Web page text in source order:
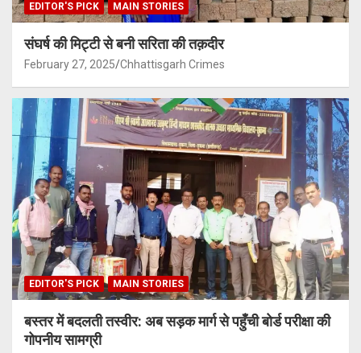
EDITOR'S PICK MAIN STORIES
संघर्ष की मिट्टी से बनी सरिता की तक़दीर
February 27, 2025 Chhattisgarh Crimes
EDITOR'S PICK MAIN STORIES
बस्तर में बदलती तस्वीर: अब सड़क मार्ग से पहुँची बोर्ड परीक्षा की
गोपनीय सामग्री